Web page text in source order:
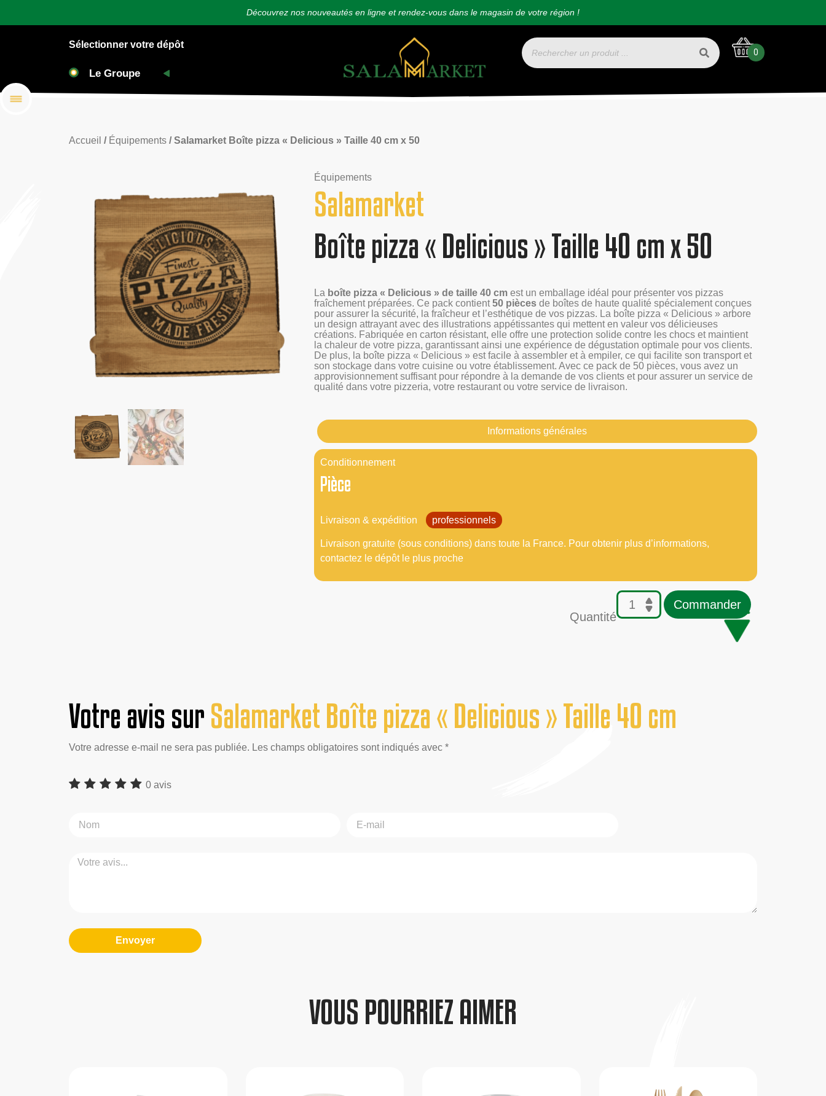
Découvrez nos nouveautés en ligne et rendez-vous dans le magasin de votre région !
Sélectionner votre dépôt
0
Accueil / Équipements / Salamarket Boîte pizza « Delicious » Taille 40 cm x 50
Équipements
Salamarket
Boîte pizza « Delicious » Taille 40 cm x 50
La boîte pizza « Delicious » de taille 40 cm est un emballage idéal pour présenter vos pizzas
fraîchement préparées. Ce pack contient50 pièces de boîtes de haute qualité spécialement conçues
pour assurer la sécurité, la fraîcheur et l’esthétique de vos pizzas. La boîte pizza « Delicious » arbore
un design attrayant avec des illustrations appétissantes qui mettent en valeur vos délicieuses
créations. Fabriquée en carton résistant, elle offre une protection solide contre les chocs et maintient
la chaleur de votre pizza, garantissant ainsi une expérience de dégustation optimale pour vos clients.
De plus, la boîte pizza « Delicious » est facile à assembler et à empiler, ce qui facilite son transport et
son stockage dans votre cuisine ou votre établissement. Avec ce pack de 50 pièces, vous avez un
approvisionnement suffisant pour répondre à la demande de vos clients et pour assurer un service de
qualité dans votre pizzeria, votre restaurant ou votre service de livraison.
Informations générales
Conditionnement
Pièce
Livraison & expédition professionnels
Livraison gratuite (sous conditions) dans toute la France. Pour obtenir plus d’informations,
contactez le dépôt le plus proche
Quantité
Commander
Votre avis surSalamarket Boîte pizza « Delicious » Taille 40 cm
Votre adresse e-mail ne sera pas publiée. Les champs obligatoires sont indiqués avec *
0 avis
Envoyer
VOUS POURRIEZ AIMER